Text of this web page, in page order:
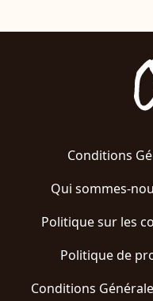
Conditions
Qui sommes-
Politique sur les
Politique de
Conditions